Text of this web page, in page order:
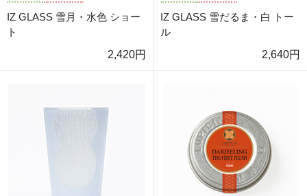
IZ GLASS 雪月・水色 ショー
ト
2,420円
IZ GLASS 雪だるま・白 トー
ル
2,640円